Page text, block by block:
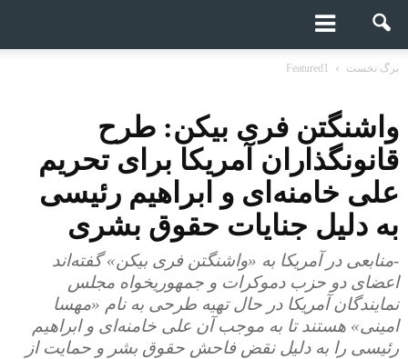
برگ نخست Featured1
واشنگتن فری بیکن: طرح
قانونگذاران آمریکا برای تحریم
علی خامنه‌ای و ابراهیم رئیسی
به دلیل جنایات حقوق بشری
-منابعی در آمریکا به «واشنگتن فری بیکن» گفته‌اند
اعضای دو حزب دموکرات و جمهوریخواه مجلس
نمایندگان آمریکا در حال تهیه طرحی به نام «مهسا
امینی» هستند تا به موجب آن علی خامنه‌ای و ابراهیم
رئیسی را به دلیل نقض فاحش حقوق بشر و حمایت از